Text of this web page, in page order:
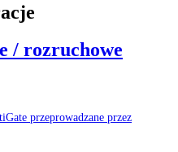
/ rozruchowe
przeprowadzane przez